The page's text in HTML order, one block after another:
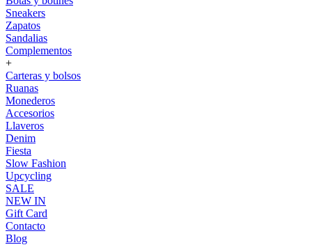
Sneakers
Zapatos
Sandalias
Complementos
+
Carteras y bolsos
Ruanas
Monederos
Accesorios
Llaveros
Denim
Fiesta
Slow Fashion
Upcycling
SALE
NEW IN
Gift Card
Contacto
Blog